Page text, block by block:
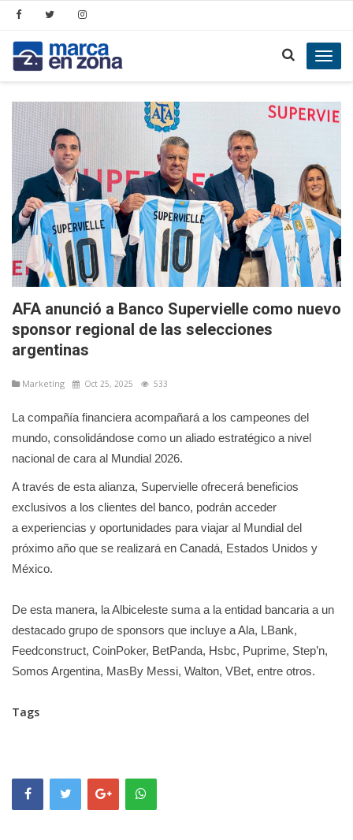
AFA anunció a Banco Supervielle como nuevo
sponsor regional de las selecciones
argentinas
Marketíng Oct 25, 2025 533
La compañía financiera acompañará a los campeones del
mundo, consolidándose como un aliado estratégico a nivel
nacional de cara al Mundial 2026.
A través de esta alianza, Supervielle ofrecerá beneficios
exclusivos a los clientes del banco, podrán acceder
a experiencias y oportunidades para viajar al Mundial del
próximo año que se realizará en Canadá, Estados Unidos y
México.
De esta manera, la Albiceleste suma a la entidad bancaria a un
destacado grupo de sponsors que incluye a Ala, LBank,
Feedconstruct, CoinPoker, BetPanda, Hsbc, Puprime, Step’n,
Somos Argentina, MasBy Messi, Walton, VBet, entre otros.
Tags